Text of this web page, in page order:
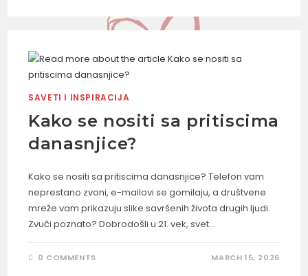
SAVETI I INSPIRACIJA
Kako se nositi sa pritiscima
danasnjice?
Kako se nositi sa pritiscima danasnjice? Telefon vam
neprestano zvoni, e-mailovi se gomilaju, a društvene
mreže vam prikazuju slike savršenih života drugih ljudi.
Zvuči poznato? Dobrodošli u 21. vek, svet…
0 COMMENTS MARCH 15, 2026